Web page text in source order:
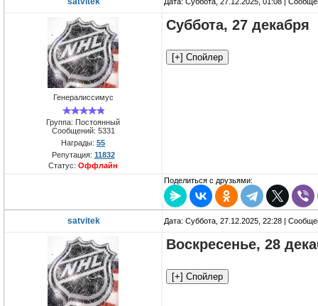
Генералиссимус
Группа: Постоянный
Сообщений: 5331
Награды: 55
Репутация: 11832
Статус: Оффлайн
Суббота, 27 декабря
Поделиться с друзьями:
satvitek Дата: Суббота, 27.12.2025, 22:28 |
Воскресенье, 28